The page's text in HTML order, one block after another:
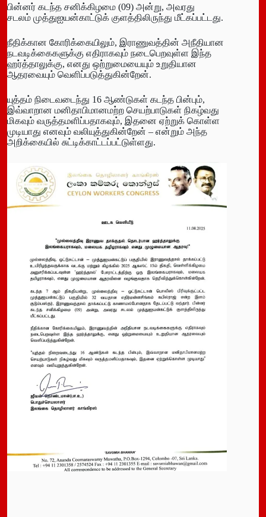
பின்னர் கடந்த சனிக்கிழமை (09) அன்று, அவரது
சடலம் முத்துஐயன்காட்டுக் குளத்திலிருந்து மீட்கப்பட்டது.
நீதிக்கான கோரிக்கையிலும், இராணுவத்தின் அநீதியான
நடவடிக்கைகளுக்கு எதிராகவும் நடைபெறவுள்ள இந்த
ஹர்த்தாலுக்கு, எனது ஒற்றுமையையும் உறுதியான
ஆதரவையும் வெளிப்படுத்துகின்றேன்.
யுத்தம் நிடைவடைந்து 16 ஆண்டுகள் கடந்த பின்பும்,
இவ்வாறான மனிதாபிமானமற்ற செயற்பாடுகள் நிகழ்வது
மிகவும் வருத்தமளிப்பதாகவும், இதனை ஏற்றுக் கொள்ள
முடியாது எனவும் வலியுத்துகின்றேன் – என்றும் அந்த
அறிக்கையில் சுட்டிக்காட்டப்பட்டுள்ளது.